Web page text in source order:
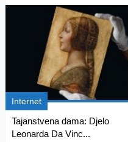
Internet
Tajanstvena dama: Djelo
Leonarda Da Vinc...